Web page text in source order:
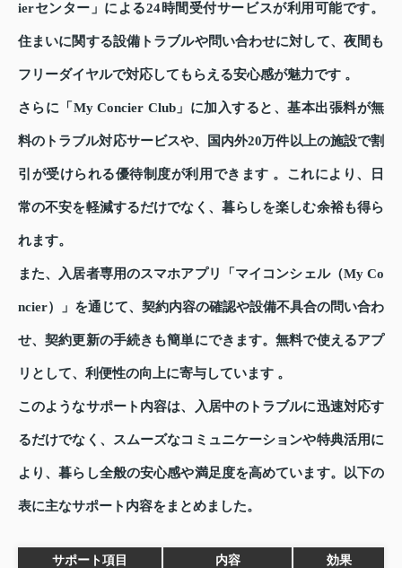
ierセンター」による24時間受付サービスが利用可能です。
住まいに関する設備トラブルや問い合わせに対して、夜間も
フリーダイヤルで対応してもらえる安心感が魅力です 。
さらに「My Concier Club」に加入すると、基本出張料が無
料のトラブル対応サービスや、国内外20万件以上の施設で割
引が受けられる優待制度が利用できます 。これにより、日
常の不安を軽減するだけでなく、暮らしを楽しむ余裕も得ら
れます。
また、入居者専用のスマホアプリ「マイコンシェル（My Co
ncier）」を通じて、契約内容の確認や設備不具合の問い合わ
せ、契約更新の手続きも簡単にできます。無料で使えるアプ
リとして、利便性の向上に寄与しています 。
このようなサポート内容は、入居中のトラブルに迅速対応す
るだけでなく、スムーズなコミュニケーションや特典活用に
より、暮らし全般の安心感や満足度を高めています。以下の
表に主なサポート内容をまとめました。
サポート項目 内容 効果